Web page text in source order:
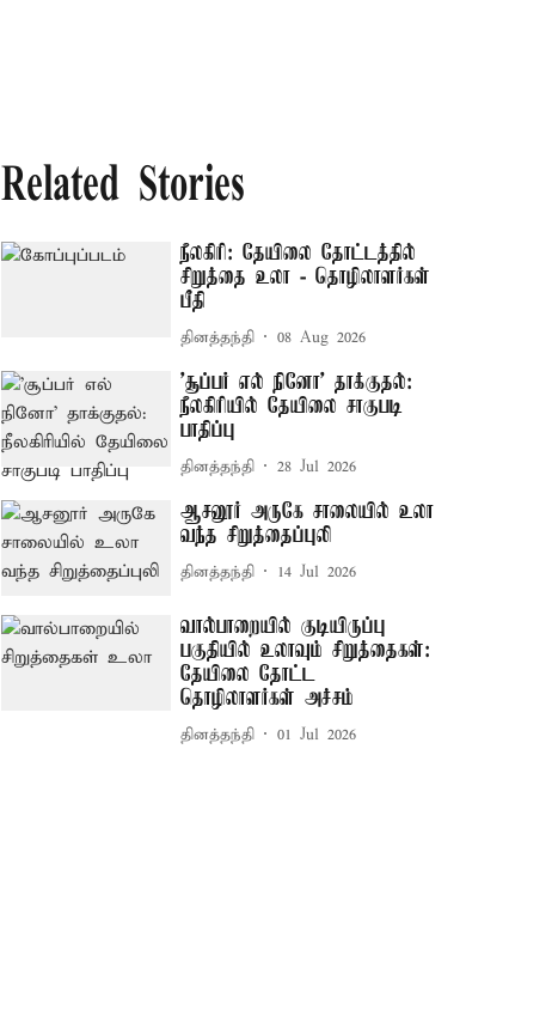
Related Stories
நீலகிரி: தேயிலை தோட்டத்தில்
சிறுத்தை உலா - தொழிலாளர்கள்
பீதி
தினத்தந்தி 08 Aug 2026
'சூப்பர் எல் நினோ' தாக்குதல்:
நீலகிரியில் தேயிலை சாகுபடி
பாதிப்பு
தினத்தந்தி 28 Jul 2026
ஆசனூர் அருகே சாலையில் உலா
வந்த சிறுத்தைப்புலி
தினத்தந்தி 14 Jul 2026
வால்பாறையில் குடியிருப்பு
பகுதியில் உலாவும் சிறுத்தைகள்:
தேயிலை தோட்ட
தொழிலாளர்கள் அச்சம்
தினத்தந்தி 01 Jul 2026